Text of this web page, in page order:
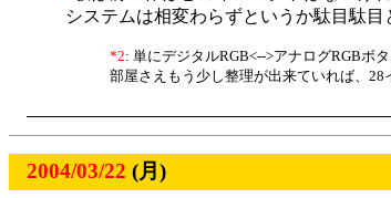
システムは相変わらずというか駄目駄目
*2: 単にデジタルRGB<-->アナログRGBボ
部屋さえもう少し整理が出来ていれば、
2004/03/22 (月)